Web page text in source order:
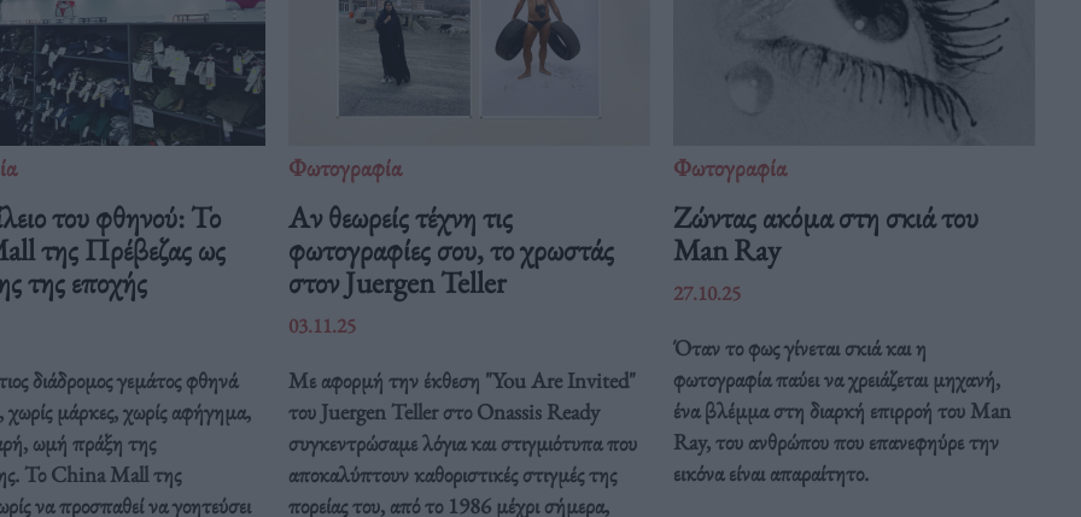
του φθηνού: Το
της Πρέβεζας ως
της εποχής
διάδρομος γεμάτος φθηνά
χωρίς μάρκες, χωρίς αφήγημα,
ωμή πράξη της
Το China Mall της
να προσπαθεί να γοητεύσει
Φωτογραφία
Αν θεωρείς τέχνη τις
φωτογραφίες σου, το χρωστάς
στον Juergen Teller
03.11.25
Με αφορμή την έκθεση "You Are Invited"
του Juergen Teller στο Onassis Ready
συγκεντρώσαμε λόγια και στιγμιότυπα που
αποκαλύπτουν καθοριστικές στιγμές της
πορείας του, από το 1986 μέχρι σήμερα,
Φωτογραφία
Ζώντας ακόμα στη σκιά του
Man Ray
27.10.25
Όταν το φως γίνεται σκιά και η
φωτογραφία παύει να χρειάζεται μηχανή,
ένα βλέμμα στη διαρκή επιρροή του Man
Ray, του ανθρώπου που επανεφηύρε την
εικόνα είναι απαραίτητο.